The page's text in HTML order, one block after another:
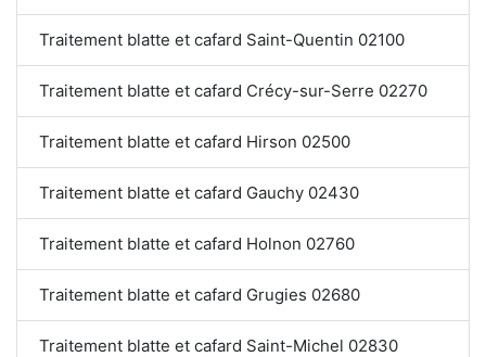
Traitement blatte et cafard Saint-Quentin 02100
Traitement blatte et cafard Crécy-sur-Serre 02270
Traitement blatte et cafard Hirson 02500
Traitement blatte et cafard Gauchy 02430
Traitement blatte et cafard Holnon 02760
Traitement blatte et cafard Grugies 02680
Traitement blatte et cafard Saint-Michel 02830